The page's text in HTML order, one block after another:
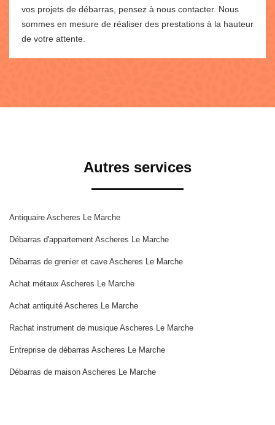
vos projets de débarras, pensez à nous contacter. Nous
sommes en mesure de réaliser des prestations à la hauteur
de votre attente.
Autres services
Antiquaire Ascheres Le Marche
Débarras d'appartement Ascheres Le Marche
Débarras de grenier et cave Ascheres Le Marche
Achat métaux Ascheres Le Marche
Achat antiquité Ascheres Le Marche
Rachat instrument de musique Ascheres Le Marche
Entreprise de débarras Ascheres Le Marche
Débarras de maison Ascheres Le Marche